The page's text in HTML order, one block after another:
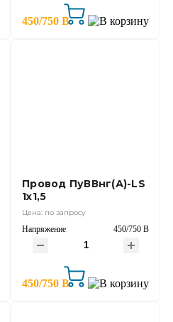
450/750 В
450/750 В
Провод ПуВВнг(А)-LS
1х1,5
Цена: по запросу
Напряжение 450/750 В